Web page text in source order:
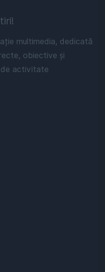
multimedia, dedicată
obiective și
activitate